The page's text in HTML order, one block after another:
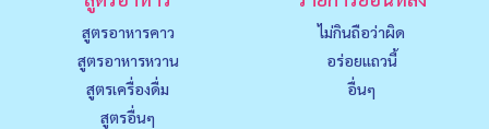
สูตรอาหารคาว
สูตรอาหารหวาน
สูตรเครื่องดื่ม
สูตรอื่นๆ
ไม่กินถือว่าผิด
อร่อยแถวนี้
อื่นๆ